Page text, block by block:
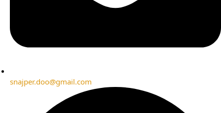
snajper.doo@gmail.com